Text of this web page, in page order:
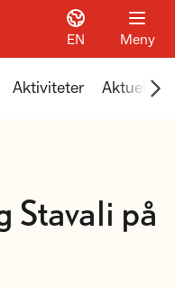
EN Meny
Aktiviteter Aktuelt
Stavali på